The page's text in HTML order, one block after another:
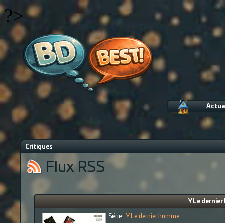
?>
Critiques
Flux RSS
Y Le
Série : Y Le dernier homme